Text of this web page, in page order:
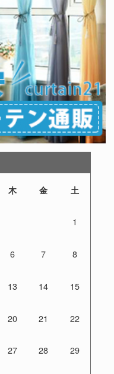
木 金 土
1
6 7 8
13 14 15
20 21 22
27 28 29